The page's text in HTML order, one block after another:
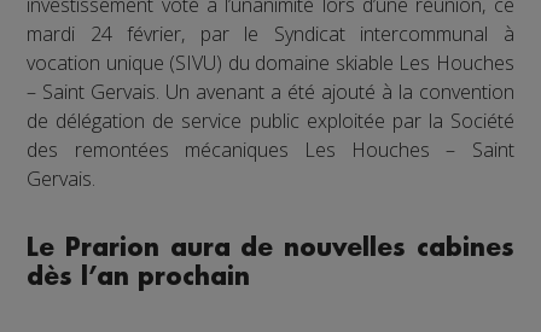
mardi 24 février, par le Syndicat intercommunal à
vocation unique (SIVU) du domaine skiable Les Houches
– Saint Gervais. Un avenant a été ajouté à la convention
de délégation de service public exploitée par la Société
des remontées mécaniques Les Houches – Saint
Gervais.
Le Prarion aura de nouvelles cabines
dès l’an prochain